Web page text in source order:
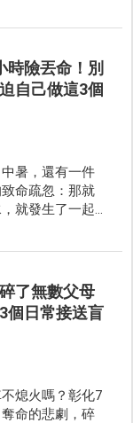
時險丟命！別
自己做這3個
暑，還有一件
命疏忽：那就
就發生了一起2
了無數父母
個日常接送盲
熄火嗎？彰化7
命的悲劇，碎